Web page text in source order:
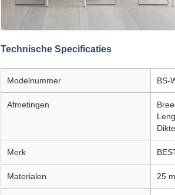
Technische Specificaties
Modelnummer BS-
Afmetingen
Merk
Materialen 25